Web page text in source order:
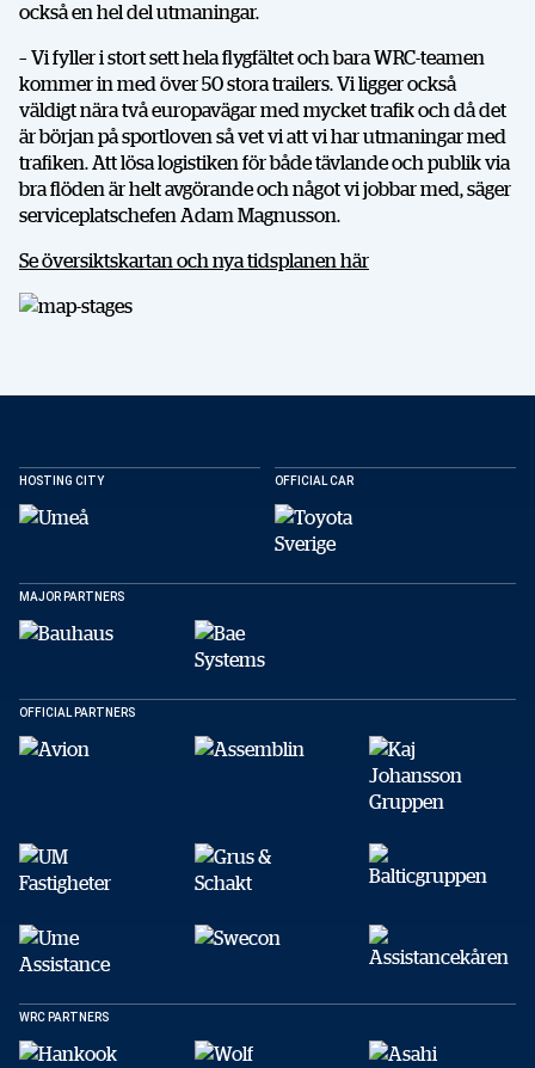
också en hel del utmaningar.
– Vi fyller i stort sett hela flygfältet och bara WRC-teamen
kommer in med över 50 stora trailers. Vi ligger också
väldigt nära två europavägar med mycket trafik och då det
är början på sportloven så vet vi att vi har utmaningar med
trafiken. Att lösa logistiken för både tävlande och publik via
bra flöden är helt avgörande och något vi jobbar med, säger
serviceplatschefen Adam Magnusson.
Se översiktskartan och nya tidsplanen här
HOSTING CITY OFFICIAL CAR
MAJOR PARTNERS
OFFICIAL PARTNERS
WRC PARTNERS
Facebook